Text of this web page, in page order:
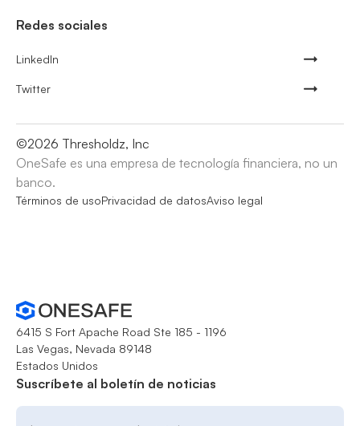
Redes sociales
LinkedIn
Twitter
©2026 Thresholdz, Inc
OneSafe es una empresa de tecnología financiera, no un
banco.
Términos de usoPrivacidad de datosAviso legal
6415 S Fort Apache Road Ste 185 - 1196
Las Vegas, Nevada 89148
Estados Unidos
Suscríbete al boletín de noticias